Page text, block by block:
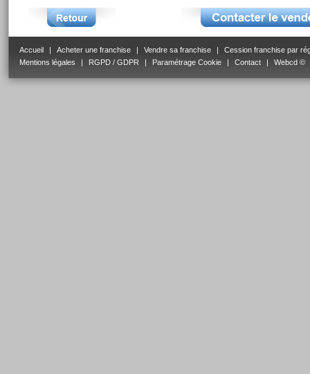
Accueil | Acheter une franchise | Vendre sa franchise |
Cession franchise par
Mentions légales
| RGPD / GDPR | Paramétrage Cookie | Contact | Webcd ©